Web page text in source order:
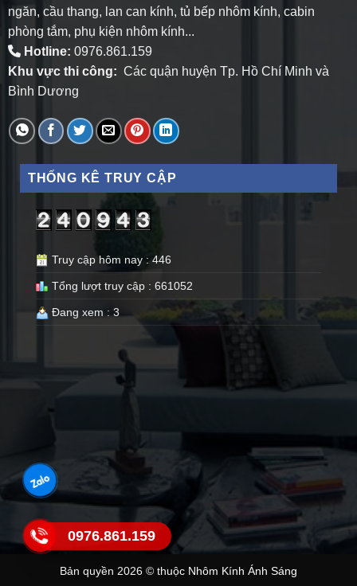
ngăn, cầu thang, lan can kính, tủ bếp nhôm kính, cabin
phòng tắm, phụ kiện nhôm kính...
Hotline: 0976.861.159
Khu vực thi công: Các quận huyện Tp. Hồ Chí Minh và
Bình Dương
THỐNG KÊ TRUY CẬP
Truy cập hôm nay : 446
Tổng lượt truy cập : 661052
Đang xem : 3
Bản quyền 2026 © thuộc Nhôm Kính Ánh Sáng
0976.861.159